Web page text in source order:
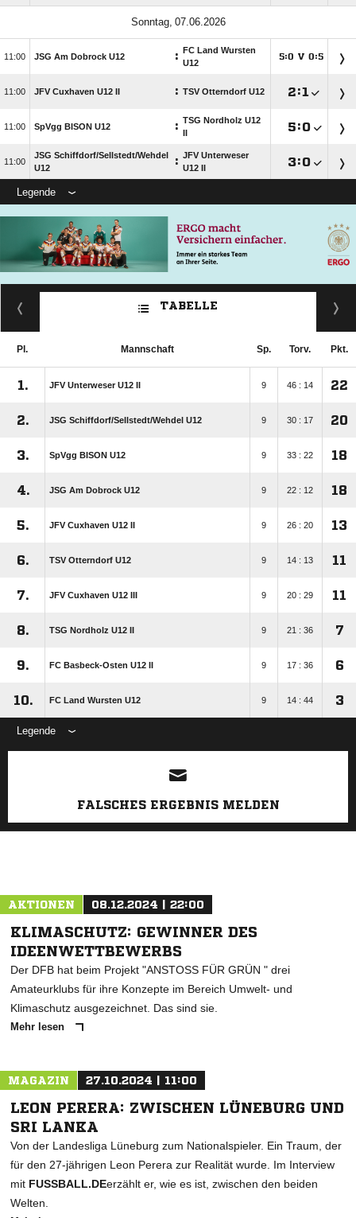
 
 JSG Am Dobrock U12 : FC Land Wursten
U12
: V :
 JFV Cuxhaven U12 II : TSV Otterndorf U12 :
 SpVgg BISON U12 : TSG Nordholz U12
II
:

JSG Schiffdorf/​Sellstedt/​Wehdel
U12
: JFV Unterweser
U12 II
:
Legende
TABELLE
Pl. Mannschaft Sp. Torv. Pkt.
1. JFV Unterweser U12 II 9 46 : 14 22
2. JSG Schiffdorf/​Sellstedt/​Wehdel U12 9 30 : 17 20
3. SpVgg BISON U12 9 33 : 22 18
4. JSG Am Dobrock U12 9 22 : 12 18
5. JFV Cuxhaven U12 II 9 26 : 20 13
6. TSV Otterndorf U12 9 14 : 13 11
7. JFV Cuxhaven U12 III 9 20 : 29 11
8. TSG Nordholz U12 II 9 21 : 36 7
9. FC Basbeck-Osten U12 II 9 17 : 36 6
10. FC Land Wursten U12 9 14 : 44 3
Legende
ANZEIGE
FALSCHES ERGEBNIS MELDEN
AKTIONEN 08.12.2024 | 22:00
KLIMASCHUTZ: GEWINNER DES
IDEENWETTBEWERBS
Der DFB hat beim Projekt "ANSTOSS FÜR GRÜN " drei
Amateurklubs für ihre Konzepte im Bereich Umwelt- und
Klimaschutz ausgezeichnet. Das sind sie.
Mehr lesen
MAGAZIN 27.10.2024 | 11:00
LEON PERERA: ZWISCHEN LÜNEBURG UND
SRI LANKA
Von der Landesliga Lüneburg zum Nationalspieler. Ein Traum, der
für den 27-jährigen Leon Perera zur Realität wurde. Im Interview
mit FUSSBALL.DEerzählt er, wie es ist, zwischen den beiden
Welten.